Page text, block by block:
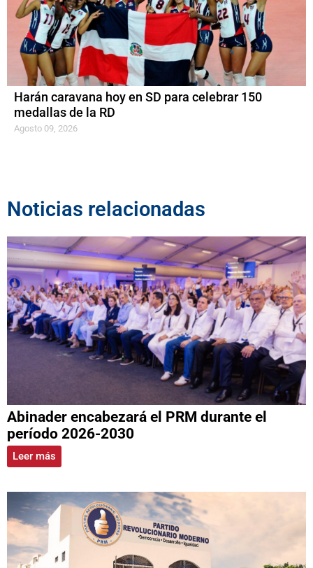
Harán caravana hoy en SD para celebrar 150
medallas de la RD
Agosto 09, 2026
Noticias relacionadas
Abinader encabezará el PRM durante el
período 2026-2030
Leer más